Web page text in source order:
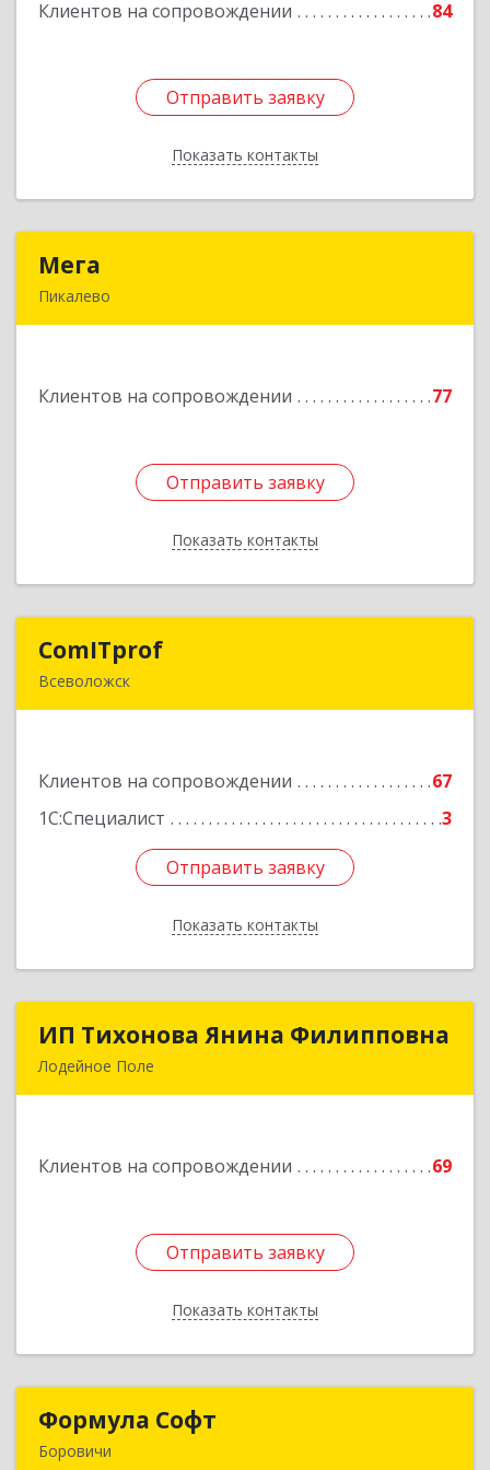
Клиентов на сопровождении 84
Отправить заявку
Показать контакты
Подробнее
Отправить заявку
Назад
Мега
Пикалево
Клиентов на сопровождении 77
Отправить заявку
Показать контакты
Подробнее
Отправить заявку
Назад
ComITprof
Всеволожск
Клиентов на сопровождении
67
1С:Специалист
3
Отправить заявку
Показать контакты
Подробнее
Отправить заявку
Назад
ИП Тихонова Янина Филипповна
Лодейное Поле
Клиентов на сопровождении 69
Отправить заявку
Показать контакты
ИП Тихонова Янина Филипповна
Отправить заявку
Назад
Формула Софт
Боровичи